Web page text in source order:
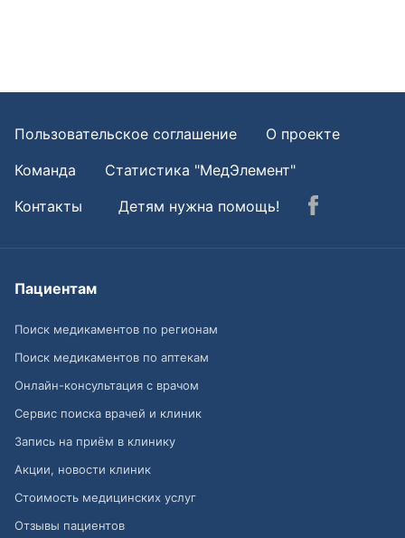
Пользовательское соглашение
О проекте
Команда
Статистика "МедЭлемент"
Контакты
Детям нужна помощь!
Пациентам
Поиск медикаментов по регионам
Поиск медикаментов по аптекам
Онлайн-консультация с врачом
Сервис поиска врачей и клиник
Запись на приём в клинику
Акции, новости клиник
Стоимость медицинских услуг
Отзывы пациентов